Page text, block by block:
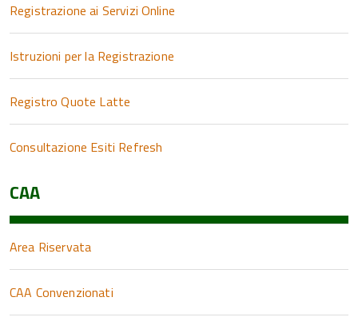
Registrazione ai Servizi Online
Istruzioni per la Registrazione
Registro Quote Latte
Consultazione Esiti Refresh
CAA
Area Riservata
CAA Convenzionati